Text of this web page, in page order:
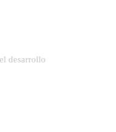
desarrollo